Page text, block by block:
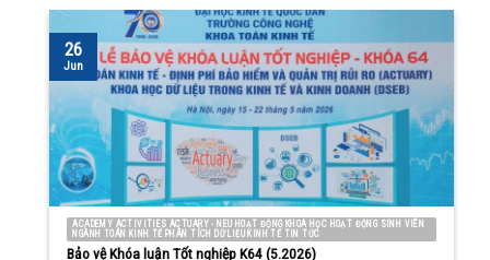
ACADEMY ACTIVITIES ACTUARY - NEU HOẠT ĐỘNG KHOA HỌC HOẠT ĐỘNG SINH VIÊN
NGÀNH TOÁN KINH TẾ PHÂN TÍCH DỮ LIỆU KINH TẾ TIN TỨC
Bảo vệ Khóa luận Tốt nghiệp K64 (5.2026)
26
Jun